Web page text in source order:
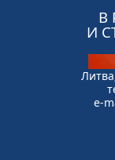
В
И
e-